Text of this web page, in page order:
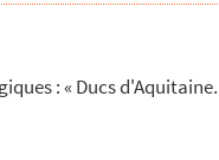
: « Ducs